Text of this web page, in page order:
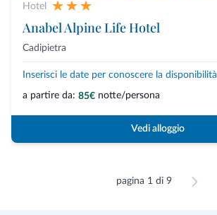
Hotel
Anabel Alpine Life Hotel
Cadipietra
Inserisci le date per conoscere la disponibilità
a partire da: 85€ notte/persona
Vedi alloggio
pagina 1 di 9